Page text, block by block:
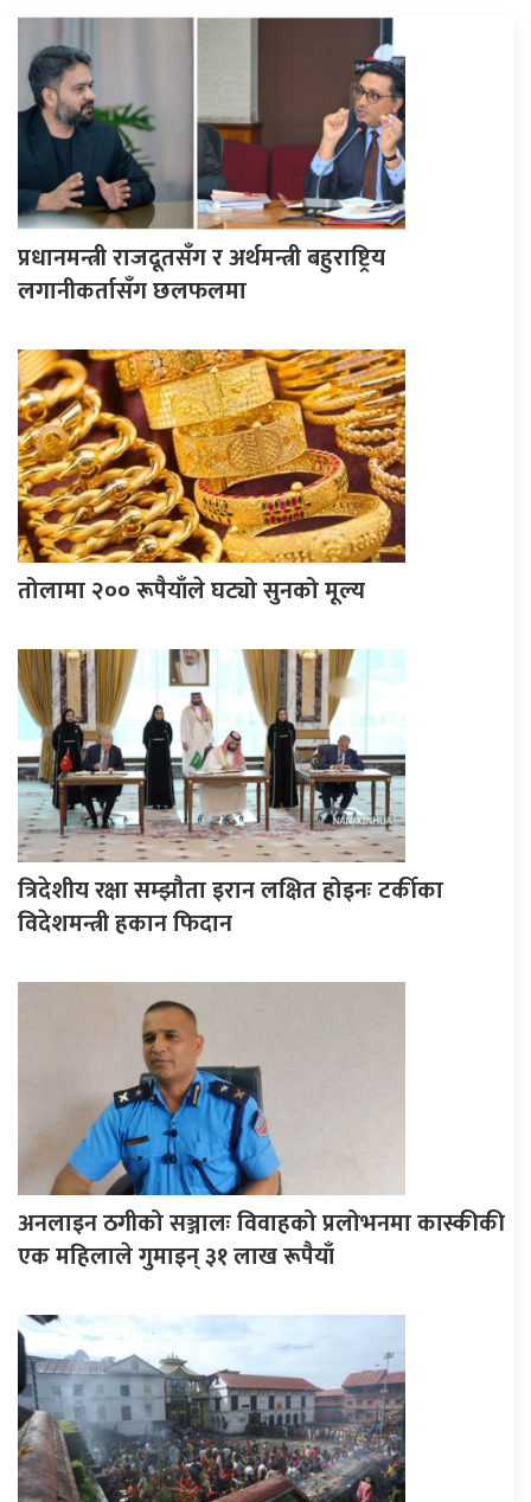
प्रधानमन्त्री राजदूतसँग र अर्थमन्त्री बहुराष्ट्रिय
लगानीकर्तासँग छलफलमा
तोलामा २०० रूपैयाँले घट्यो सुनको मूल्य
त्रिदेशीय रक्षा सम्झौता इरान लक्षित होइनः टर्कीका
विदेशमन्त्री हकान फिदान
अनलाइन ठगीको सञ्जालः विवाहको प्रलोभनमा कास्कीकी
एक महिलाले गुमाइन् ३१ लाख रूपैयाँ